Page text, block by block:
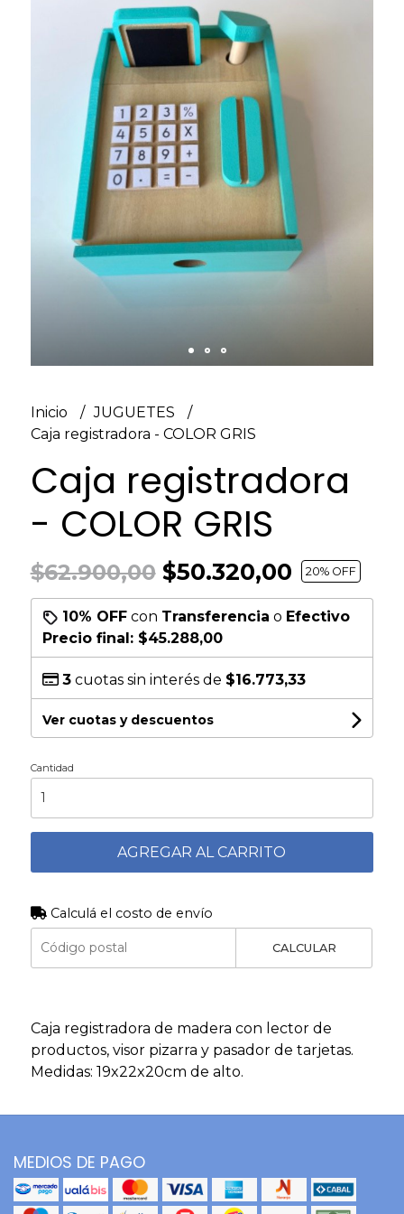
Inicio
JUGUETES
Caja registradora - COLOR GRIS
Caja registradora
- COLOR GRIS
$62.900,00$50.320,00 20% OFF
10% OFFcon Transferencia o Efectivo
Precio final: $45.288,00
3cuotas sin interés de $16.773,33
Ver cuotas y descuentos
Cantidad
AGREGAR AL CARRITO
Calculá el costo de envío
CALCULAR
Caja registradora de madera con lector de
productos, visor pizarra y pasador de tarjetas.
Medidas: 19x22x20cm de alto.
MEDIOS DE PAGO